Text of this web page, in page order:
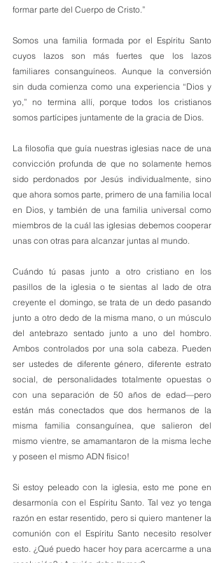
formar parte del Cuerpo de Cristo.”
Somos una familia formada por el Espíritu Santo
cuyos lazos son más fuertes que los lazos
familiares consanguíneos. Aunque la conversión
sin duda comienza como una experiencia “Dios y
yo,” no termina allí, porque todos los cristianos
somos partícipes juntamente de la gracia de Dios.
La filosofía que guía nuestras iglesias nace de una
convicción profunda de que no solamente hemos
sido perdonados por Jesús individualmente, sino
que ahora somos parte, primero de una familia local
en Dios, y también de una familia universal como
miembros de la cuál las iglesias debemos cooperar
unas con otras para alcanzar juntas al mundo.
Cuándo tú pasas junto a otro cristiano en los
pasillos de la iglesia o te sientas al lado de otra
creyente el domingo, se trata de un dedo pasando
junto a otro dedo de la misma mano, o un músculo
del antebrazo sentado junto a uno del hombro.
Ambos controlados por una sola cabeza. Pueden
ser ustedes de diferente género, diferente estrato
social, de personalidades totalmente opuestas o
con una separación de 50 años de edad—pero
están más conectados que dos hermanos de la
misma familia consanguínea, que salieron del
mismo vientre, se amamantaron de la misma leche
y poseen el mismo ADN físico!
Si estoy peleado con la iglesia, esto me pone en
desarmonía con el Espíritu Santo. Tal vez yo tenga
razón en estar resentido, pero si quiero mantener la
comunión con el Espíritu Santo necesito resolver
esto. ¿Qué puedo hacer hoy para acercarme a una